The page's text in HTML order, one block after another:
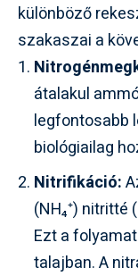
különböző
szakaszai a
átalakul
legfontosabb
biológiailag
Nitrifikáció:
(NH₄⁺) nitritté
Ezt a
talajban. A